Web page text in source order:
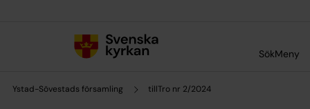
SökMeny
Ystad-Sövestads församling tillTro nr 2/2024